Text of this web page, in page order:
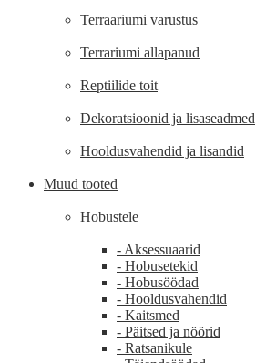
Terraariumi varustus
Terrariumi allapanud
Reptiilide toit
Dekoratsioonid ja lisaseadmed
Hooldusvahendid ja lisandid
Muud tooted
Hobustele
- Aksessuaarid
- Hobusetekid
- Hobusöödad
- Hooldusvahendid
- Kaitsmed
- Päitsed ja nöörid
- Ratsanikule